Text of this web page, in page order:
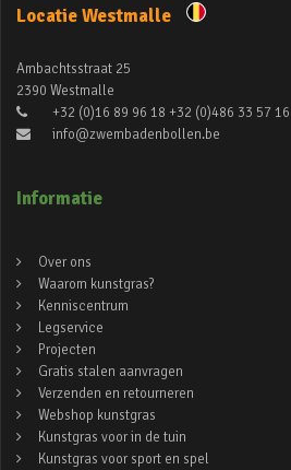
Locatie Westmalle
Ambachtsstraat 25
2390 Westmalle
+32 (0)16 89 96 18 +32 (0)486 33 57 16
info@zwembadenbollen.be
Informatie
Over ons
Waarom kunstgras?
Kenniscentrum
Legservice
Projecten
Gratis stalen aanvragen
Verzenden en retourneren
Webshop kunstgras
Kunstgras voor in de tuin
Kunstgras voor sport en spel